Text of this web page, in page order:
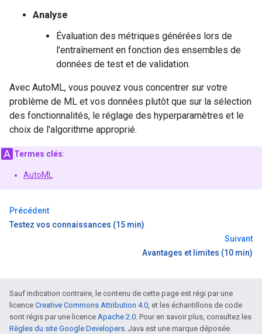
Analyse
Évaluation des métriques générées lors de
l'entraînement en fonction des ensembles de
données de test et de validation.
Avec AutoML, vous pouvez vous concentrer sur votre
problème de ML et vos données plutôt que sur la sélection
des fonctionnalités, le réglage des hyperparamètres et le
choix de l'algorithme approprié.
Termes clés:
AutoML
Précédent
Testez vos connaissances (15 min)
Suivant
Avantages et limites (10 min)
Sauf indication contraire, le contenu de cette page est régi par une
licence Creative Commons Attribution 4.0 , et les échantillons de code
sont régis par une licence Apache 2.0 . Pour en savoir plus, consultez les
Règles du site Google Developers . Java est une marque déposée